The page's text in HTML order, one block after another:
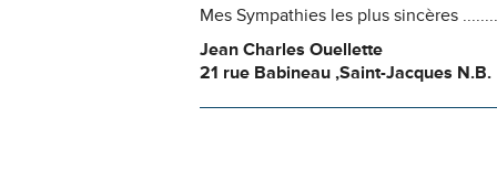
Mes Sympathies les plus sincères ........
Jean Charles Ouellette
21 rue Babineau ,Saint-Jacques N.B.